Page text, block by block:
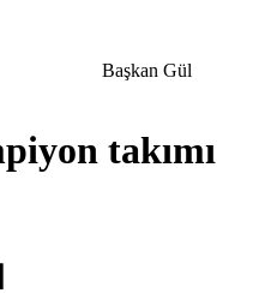
Başkan Gül
takımı